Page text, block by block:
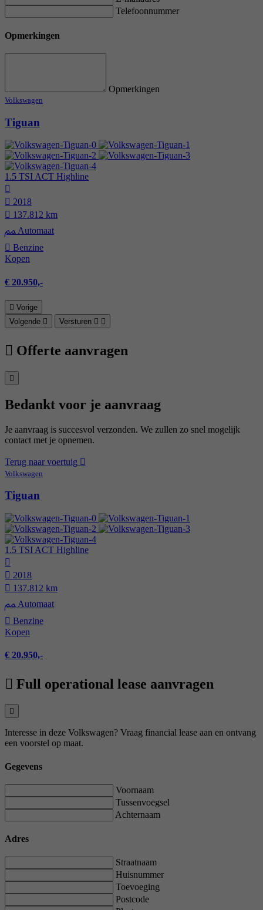
Telefoonnummer
Opmerkingen
Opmerkingen
Volkswagen
Tiguan
1.5 TSI ACT Highline
2018
137.812 km
Automaat
Benzine
Kopen
€ 20.950,-
Vorige
Volgende
Versturen
Offerte aanvragen
Bedankt voor je aanvraag
Je aanvraag is succesvol verzonden. We zullen zo snel mogelijk
contact met je opnemen.
Terug naar voertuig
Volkswagen
Tiguan
1.5 TSI ACT Highline
2018
137.812 km
Automaat
Benzine
Kopen
€ 20.950,-
Full operational lease aanvragen
Interesse in deze Volkswagen? Vraag financial lease aan en ontvang
een voorstel op maat.
Gegevens
Voornaam
Tussenvoegsel
Achternaam
Adres
Straatnaam
Huisnummer
Toevoeging
Postcode